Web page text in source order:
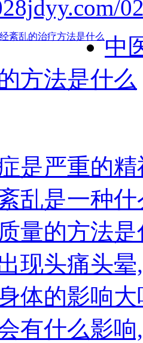
紊乱的治疗方法是什么 中
方法是什么
是严重的
乱是一种
量的方法
现头痛头
体的影响
有什么影